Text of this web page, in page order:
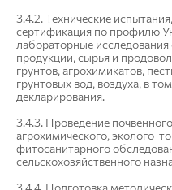
3.4.2. Технические
сертификация по профилю
лабораторные исследования
продукции, сырья и
грунтов, агрохимикатов,
грунтовых вод, воздуха, в
декларирования.
3.4.3. Проведение
агрохимического, эколого-
фитосанитарного
сельскохозяйственного
3.4.4. Подготовка